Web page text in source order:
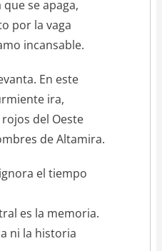
se apaga,
por la vaga
incansable.
En este
ira,
del Oeste
de Altamira.
el tiempo
es la memoria.
ni la historia